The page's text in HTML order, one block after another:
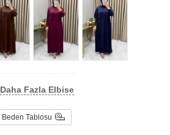
Daha Fazla Elbise
Beden Tablosu